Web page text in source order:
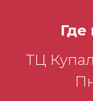
ТЦ